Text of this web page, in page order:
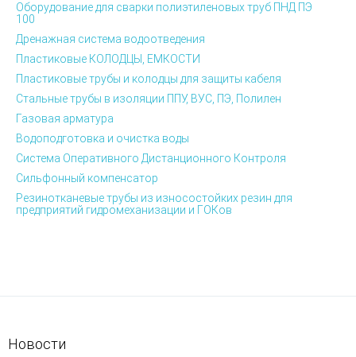
Оборудование для сварки полиэтиленовых труб ПНД ПЭ
100
Дренажная система водоотведения
Пластиковые КОЛОДЦЫ, ЕМКОСТИ
Пластиковые трубы и колодцы для защиты кабеля
Стальные трубы в изоляции ППУ, ВУС, ПЭ, Полилен
Газовая арматура
Водоподготовка и очистка воды
Система Оперативного Дистанционного Контроля
Сильфонный компенсатор
Резинотканевые трубы из износостойких резин для
предприятий гидромеханизации и ГОКов
Новости